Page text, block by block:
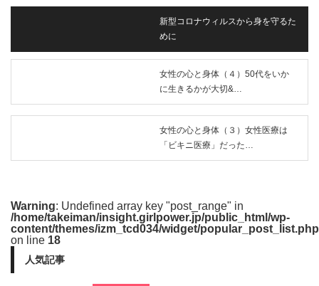
新型コロナウィルスから身を守るた
めに
女性の心と身体（４）50代をいか
に生きるかが大切&…
女性の心と身体（３）女性医療は
「ビキニ医療」だった…
Warning: Undefined array key "post_range" in
/home/takeiman/insight.girlpower.jp/public_html/wp-
content/themes/izm_tcd034/widget/popular_post_list.php
on line 18
人気記事